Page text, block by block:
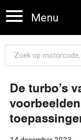
Menu
Navigatie overslaan
De turbo’s